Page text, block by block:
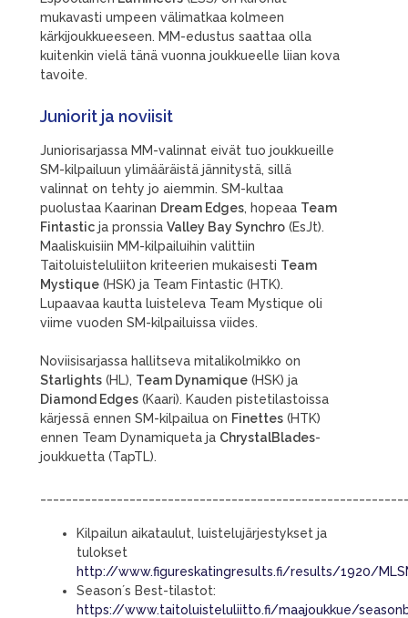
mukavasti umpeen välimatkaa kolmeen
kärkijoukkueeseen. MM-edustus saattaa olla
kuitenkin vielä tänä vuonna joukkueelle liian kova
tavoite.
Juniorit ja noviisit
Juniorisarjassa MM-valinnat eivät tuo joukkueille
SM-kilpailuun ylimääräistä jännitystä, sillä
valinnat on tehty jo aiemmin. SM-kultaa
puolustaa Kaarinan Dream Edges, hopeaa Team
Fintastic ja pronssia Valley Bay Synchro (EsJt).
Maaliskuisiin MM-kilpailuihin valittiin
Taitoluisteluliiton kriteerien mukaisesti Team
Mystique (HSK) ja Team Fintastic (HTK).
Lupaavaa kautta luisteleva Team Mystique oli
viime vuoden SM-kilpailuissa viides.
Noviisisarjassa hallitseva mitalikolmikko on
Starlights (HL), Team Dynamique (HSK) ja
Diamond Edges (Kaari). Kauden pistetilastoissa
kärjessä ennen SM-kilpailua on Finettes (HTK)
ennen Team Dynamiqueta ja ChrystalBlades-
joukkuetta (TapTL).
Kilpailun aikataulut, luistelujärjestykset ja
tulokset
http://www.figureskatingresults.fi/results/1920/
Season´s Best-tilastot:
https://www.taitoluisteluliitto.fi/maajoukkue/